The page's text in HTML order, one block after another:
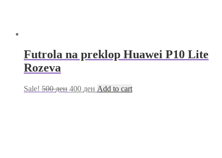
Futrola na preklop Huawei P10 Lite
Rozeva
Sale! 500ден 400 ден Add to cart